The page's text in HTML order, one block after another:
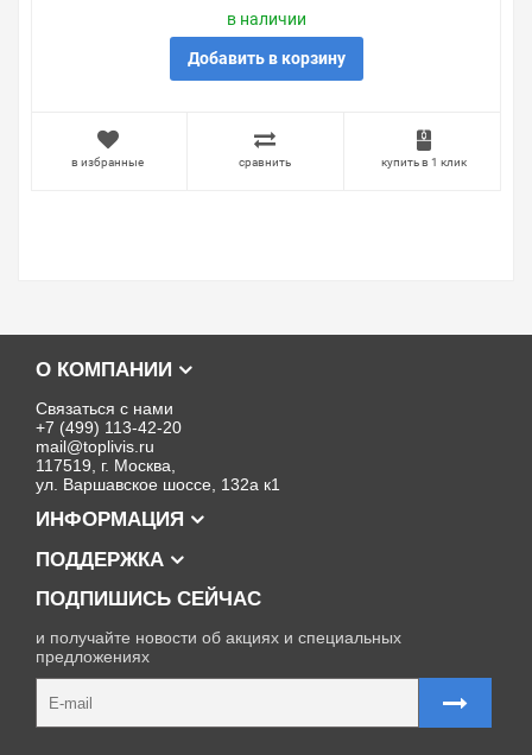
в наличии
Добавить в корзину
в избранные сравнить купить в 1 клик
О КОМПАНИИ
Связаться с нами
+7 (499) 113-42-20
mail@toplivis.ru
117519, г. Москва,
ул. Варшавское шоссе, 132а к1
ИНФОРМАЦИЯ
ПОДДЕРЖКА
ПОДПИШИСЬ СЕЙЧАС
и получайте новости об акциях и специальных
предложениях